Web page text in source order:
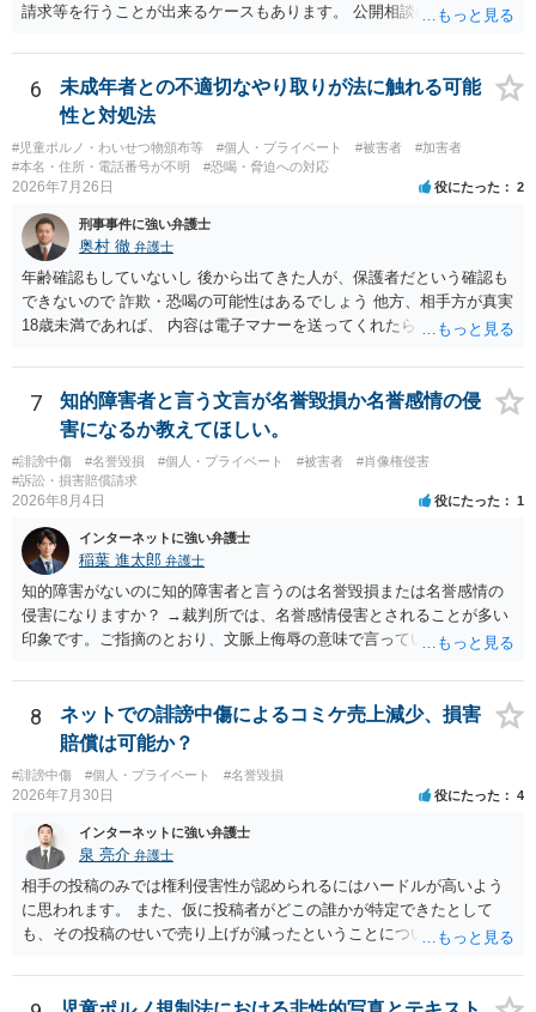
請求等を行うことが出来るケースもあります。 公開相談の場では回答
に個別に相談されると良いでしょう。
6
未成年者との不適切なやり取りが法に触れる可能
性と対処法
#児童ポルノ・わいせつ物頒布等 #個人・プライベート #被害者
#加害者
#本名・住所・電話番号が不明
#恐喝・脅迫への対応
2026年7月26日 役にたった 2
刑事事件に強い弁護士
奥村 徹 弁護士
年齢確認もしていないし 後から出てきた人が、保護者だという確認も
できないので 詐欺・恐喝の可能性はあるでしょう 他方、相手方が真実
18歳未満であれば、 内容は電子マナーを送ってくれたら自慰行為など
画の尺は10分ほど、服を着たままで胸を触って欲しい、などの要望を
して、要求された金額(1000円程度)の電子マネーを送信してしまいま
した。 そこから、撮影するまで暇なので顔の雰囲気の写真を交換して
欲しい、住んでいる都道府県と区を教えてと言われたので教えたりと
言ったやり取りをしていました。 というやりとりは、青少年条例違反
（わいせつ行為）の疑いがあります。18歳未満と知らなくても処罰可
7
知的障害者と言う文言が名誉毀損か名誉感情の侵
害になるか教えてほしい。
#誹謗中傷 #名誉毀損 #個人・プライベート #被害者
#肖像権侵害
#訴訟・損害賠償請求
2026年8月4日 役にたった 1
インターネットに強い弁護士
稲葉 進太郎 弁護士
知的障害がないのに知的障害者と言うのは名誉毀損または名誉感情の
侵害になりますか？ →裁判所では、名誉感情侵害とされることが多い
印象です。ご指摘のとおり、文脈上侮辱の意味で言っている点も加味
8
ネットでの誹謗中傷によるコミケ売上減少、損害
賠償は可能か？
#誹謗中傷 #個人・プライベート #名誉毀損
2026年7月30日 役にたった 4
インターネットに強い弁護士
泉 亮介 弁護士
相手の投稿のみでは権利侵害性が認められるにはハードルが高いよう
に思われます。 また、仮に投稿者がどこの誰かが特定できたとして
も、その投稿のせいで売り上げが減ったということについての証明は